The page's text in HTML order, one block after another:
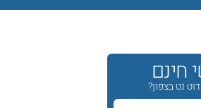
חינם
נט בצפון?